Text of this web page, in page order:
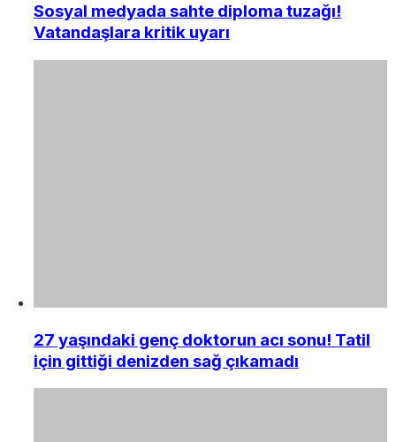
Sosyal medyada sahte diploma tuzağı!
Vatandaşlara kritik uyarı
27 yaşındaki genç doktorun acı sonu! Tatil
için gittiği denizden sağ çıkamadı